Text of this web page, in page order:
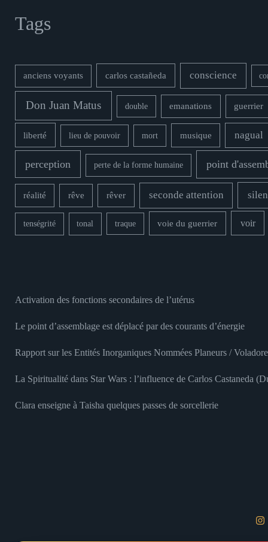
Tags
anciens voyants carlos castañeda conscience
Don Juan Matus double emanations guerrier
liberté lieu de pouvoir mort musique nagual
perception perte de la forme humaine point
réalité rêve rêver seconde attention
tenségrité tonal traque voie du guerrier voir
Activation des fonctions secondaires de l’utérus
Le point d’assemblage est déplacé par des courants d’énergie
Rapport sur les Entités Inorganiques Nommées Planeurs /
La Spiritualité dans Star Wars : l’influence de Carlos Castaneda
Clara enseigne à Taisha quelques passes de sorcellerie